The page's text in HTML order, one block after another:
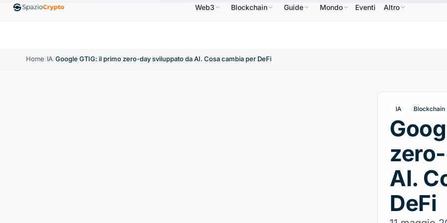
↑1.10% EthereumETH1.880,58 USD ↑0.00% BNBBNB586,64 USD ↑2.10% USDCUSDC0,9995 USD↑0.00% XRP
Web3 Blockchain Guide Mondo Eventi Altro
Home/IA/Google GTIG: il primo zero-day sviluppato da AI. Cosa cambia per DeFi
IA Blockchain
AI.
DeFi